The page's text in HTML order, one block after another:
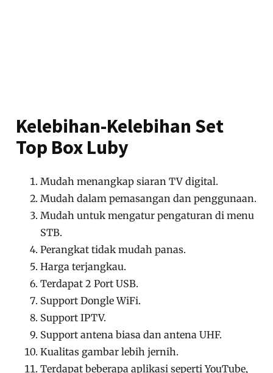
Kelebihan-Kelebihan Set
Top Box Luby
Mudah menangkap siaran TV digital.
Mudah dalam pemasangan dan penggunaan.
Mudah untuk mengatur pengaturan di menu
STB.
Perangkat tidak mudah panas.
Harga terjangkau.
Terdapat 2 Port USB.
Support Dongle WiFi.
Support IPTV.
Support antena biasa dan antena UHF.
Kualitas gambar lebih jernih.
Terdapat beberapa aplikasi seperti YouTube,